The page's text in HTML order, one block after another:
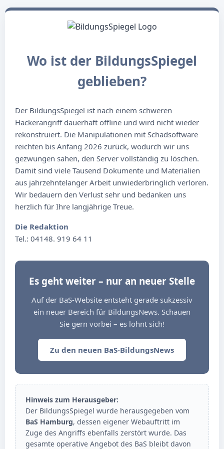
Wo ist der BildungsSpiegel
geblieben?
Der BildungsSpiegel ist nach einem schweren
Hackerangriff dauerhaft offline und wird nicht wieder
rekonstruiert. Die Manipulationen mit Schadsoftware
reichten bis Anfang 2026 zurück, wodurch wir uns
gezwungen sahen, den Server vollständig zu löschen.
Damit sind viele Tausend Dokumente und Materialien
aus jahrzehntelanger Arbeit unwiederbringlich verloren.
Wir bedauern den Verlust sehr und bedanken uns
herzlich für Ihre langjährige Treue.
Die Redaktion
Tel.: 04148. 919 64 11
Es geht weiter – nur an neuer Stelle
Auf der BaS-Website entsteht gerade sukzessiv
ein neuer Bereich für BildungsNews. Schauen
Sie gern vorbei – es lohnt sich!
Zu den neuen BaS-BildungsNews
Hinweis zum Herausgeber:
Der BildungsSpiegel wurde herausgegeben vom
BaS Hamburg, dessen eigener Webauftritt im
Zuge des Angriffs ebenfalls zerstört wurde. Das
gesamte operative Angebot des BaS bleibt davon